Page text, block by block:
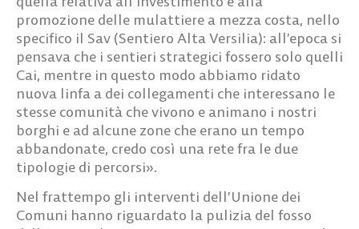
promozione delle mulattiere a mezza costa, nello
specifico il Sav (Sentiero Alta Versilia): all’epoca si
pensava che i sentieri strategici fossero solo quelli
Cai, mentre in questo modo abbiamo ridato
nuova linfa a dei collegamenti che interessano le
stesse comunità che vivono e animano i nostri
borghi e ad alcune zone che erano un tempo
abbandonate, credo così una rete fra le due
tipologie di percorsi».
Nel frattempo gli interventi dell’Unione dei
Comuni hanno riguardato la pulizia del fosso